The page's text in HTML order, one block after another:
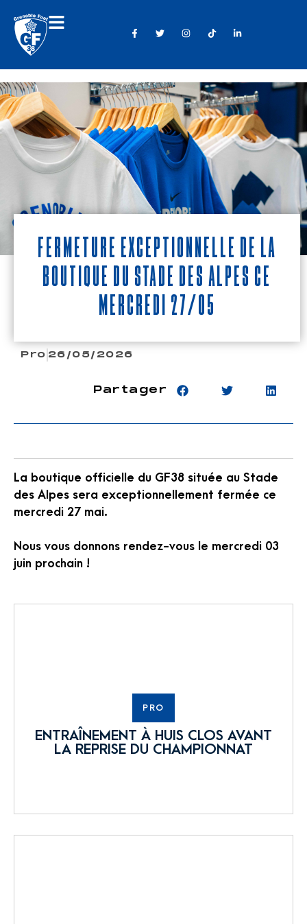
Fermeture exceptionnelle de la
boutique du stade des Alpes ce
mercredi 27/05
Pro 26/05/2026
Partager
La boutique officielle du GF38 située au Stade
des Alpes sera exceptionnellement fermée ce
mercredi 27 mai.
Nous vous donnons rendez-vous le mercredi 03
juin prochain !
PRO
ENTRAÎNEMENT À HUIS CLOS AVANT
LA REPRISE DU CHAMPIONNAT